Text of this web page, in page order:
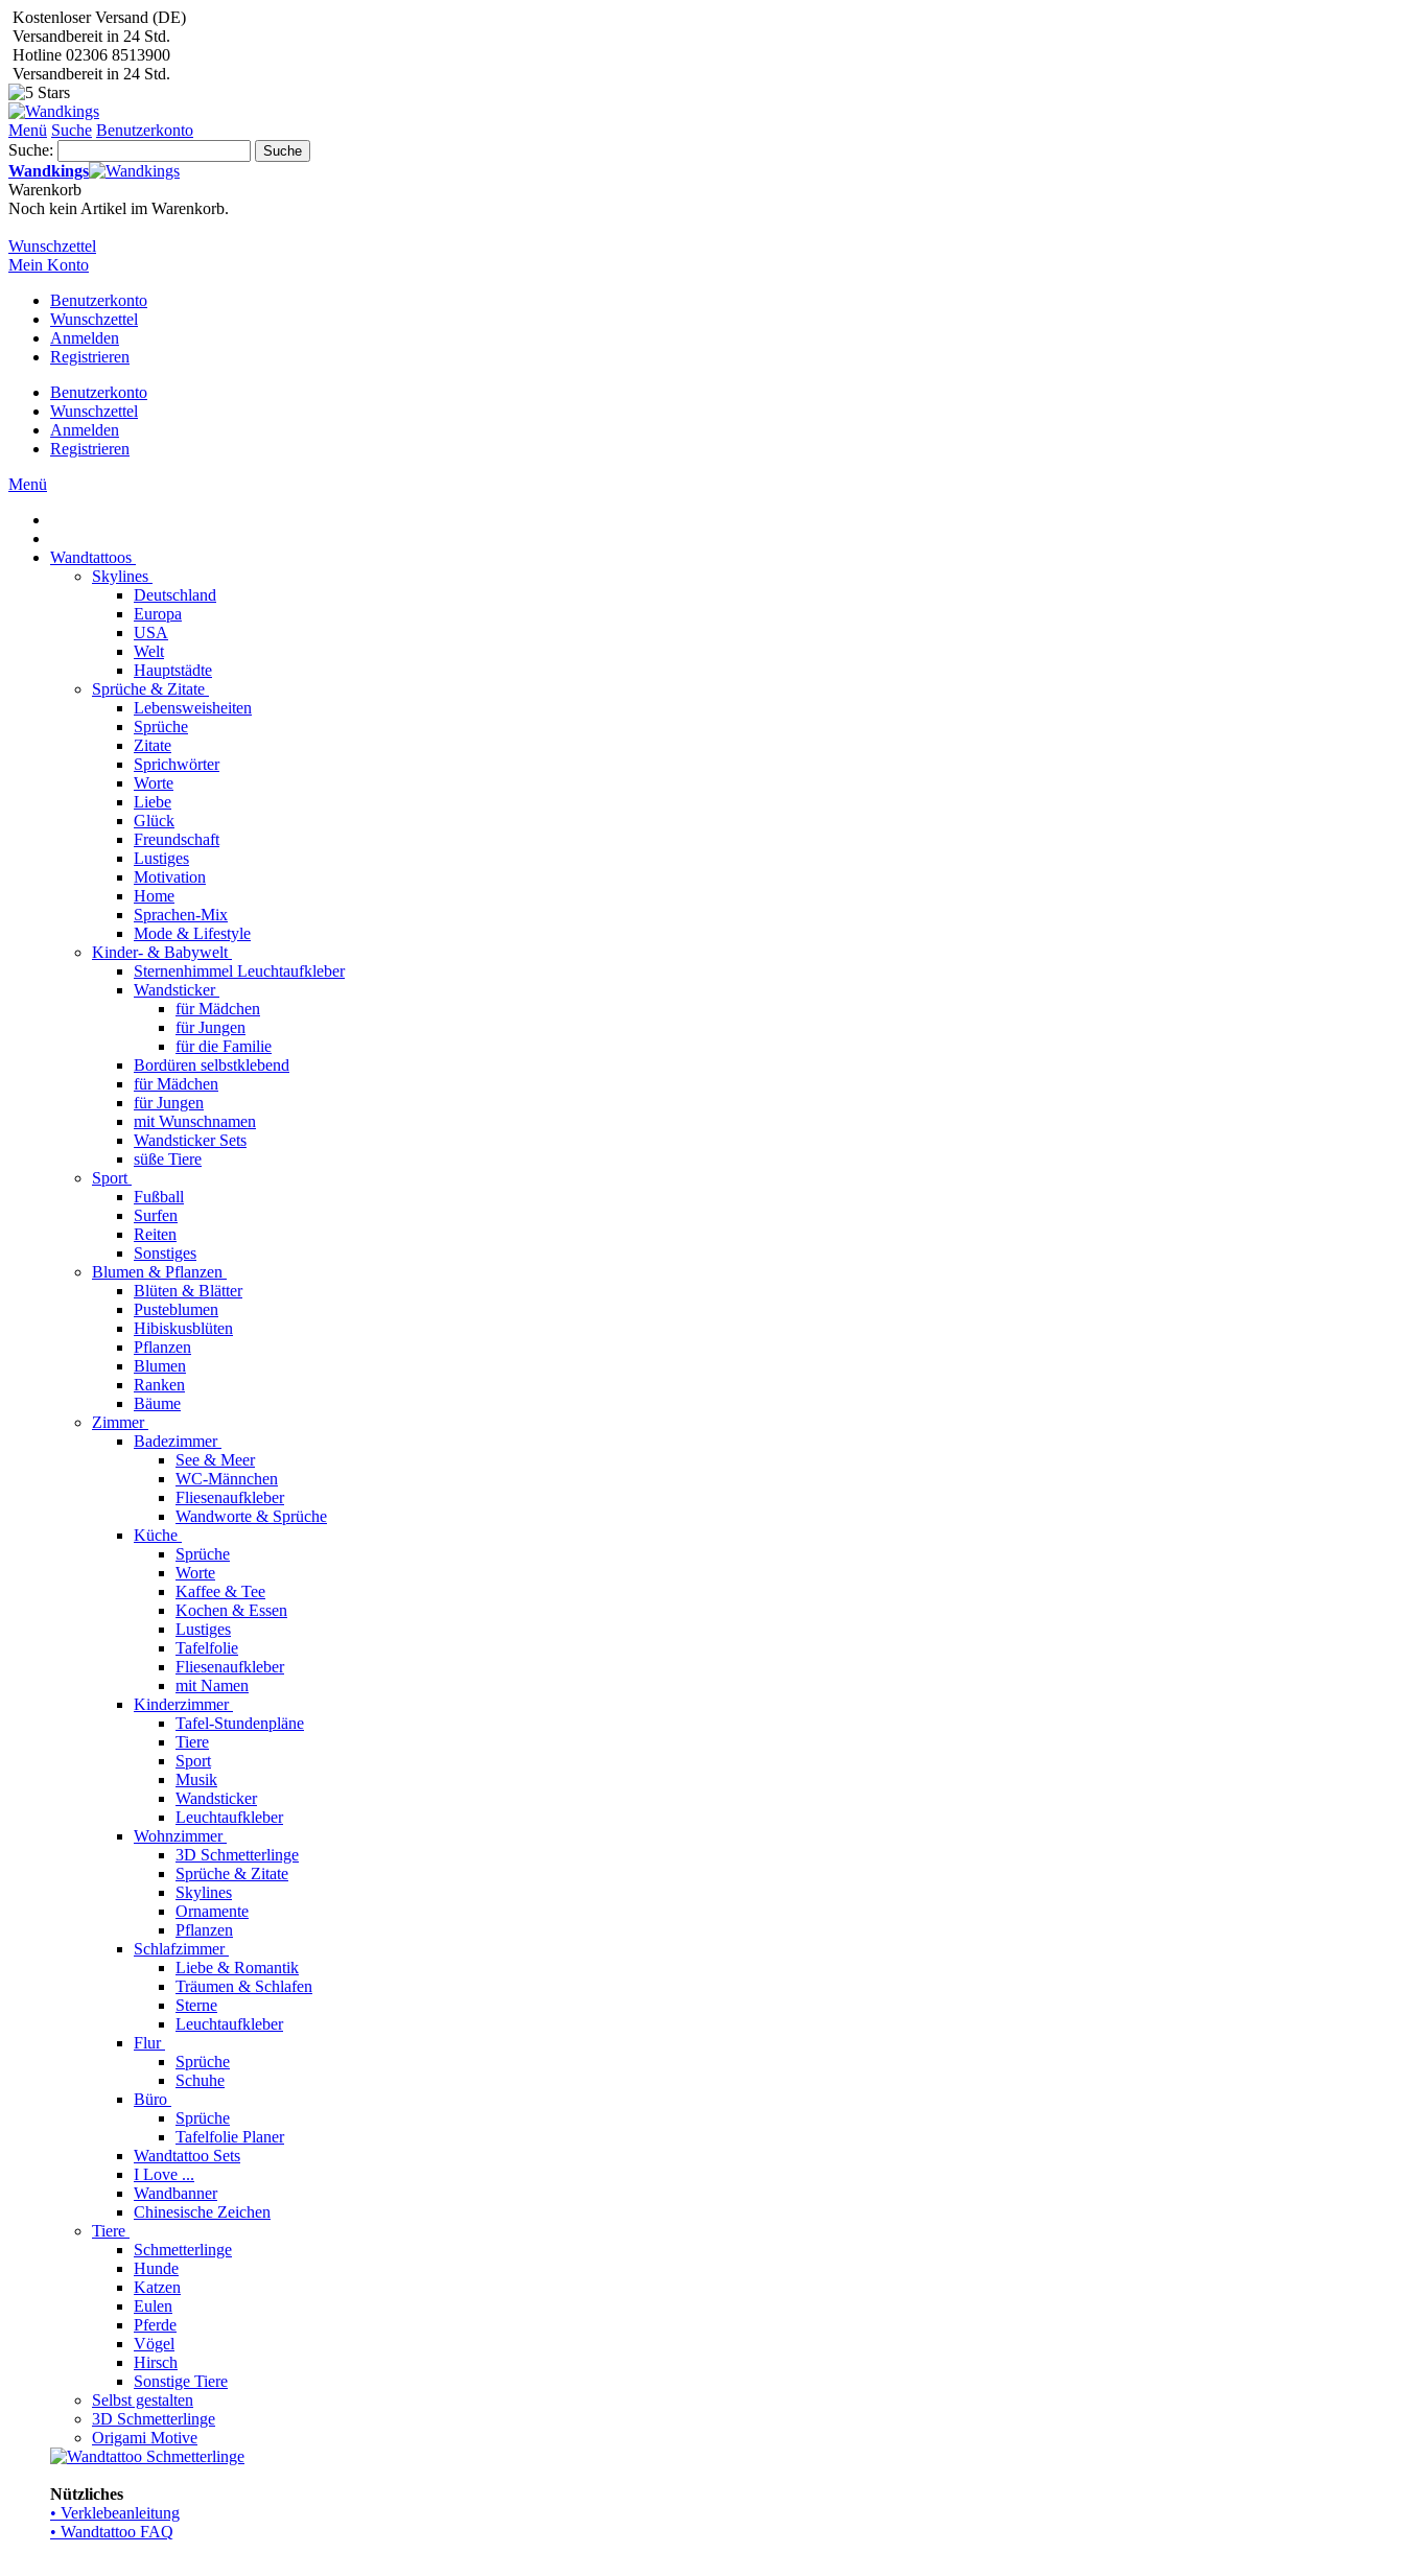
Kostenloser Versand (DE)
Versandbereit in 24 Std.
Hotline 02306 8513900
Versandbereit in 24 Std.
Menü Suche Benutzerkonto
Suche:
Suche
Wandkings
Warenkorb
Noch kein Artikel im Warenkorb.
Wunschzettel
Mein Konto
Benutzerkonto
Wunschzettel
Anmelden
Registrieren
Benutzerkonto
Wunschzettel
Anmelden
Registrieren
Menü
Wandtattoos
Skylines
Deutschland
Europa
USA
Welt
Hauptstädte
Sprüche & Zitate
Lebensweisheiten
Sprüche
Zitate
Sprichwörter
Worte
Liebe
Glück
Freundschaft
Lustiges
Motivation
Home
Sprachen-Mix
Mode & Lifestyle
Kinder- & Babywelt
Sternenhimmel Leuchtaufkleber
Wandsticker
für Mädchen
für Jungen
für die Familie
Bordüren selbstklebend
für Mädchen
für Jungen
mit Wunschnamen
Wandsticker Sets
süße Tiere
Sport
Fußball
Surfen
Reiten
Sonstiges
Blumen & Pflanzen
Blüten & Blätter
Pusteblumen
Hibiskusblüten
Pflanzen
Blumen
Ranken
Bäume
Zimmer
Badezimmer
See & Meer
WC-Männchen
Fliesenaufkleber
Wandworte & Sprüche
Küche
Sprüche
Worte
Kaffee & Tee
Kochen & Essen
Lustiges
Tafelfolie
Fliesenaufkleber
mit Namen
Kinderzimmer
Tafel-Stundenpläne
Tiere
Sport
Musik
Wandsticker
Leuchtaufkleber
Wohnzimmer
3D Schmetterlinge
Sprüche & Zitate
Skylines
Ornamente
Pflanzen
Schlafzimmer
Liebe & Romantik
Träumen & Schlafen
Sterne
Leuchtaufkleber
Flur
Sprüche
Schuhe
Büro
Sprüche
Tafelfolie Planer
Wandtattoo Sets
I Love ...
Wandbanner
Chinesische Zeichen
Tiere
Schmetterlinge
Hunde
Katzen
Eulen
Pferde
Vögel
Hirsch
Sonstige Tiere
Selbst gestalten
3D Schmetterlinge
Origami Motive
Nützliches
• Verklebeanleitung
• Wandtattoo FAQ